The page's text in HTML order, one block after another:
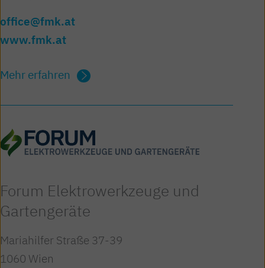
office@fmk.at
www.fmk.at
Mehr erfahren
Forum Elektro­werkzeuge und
Garten­geräte
Mariahilfer Straße 37-39
1060 Wien